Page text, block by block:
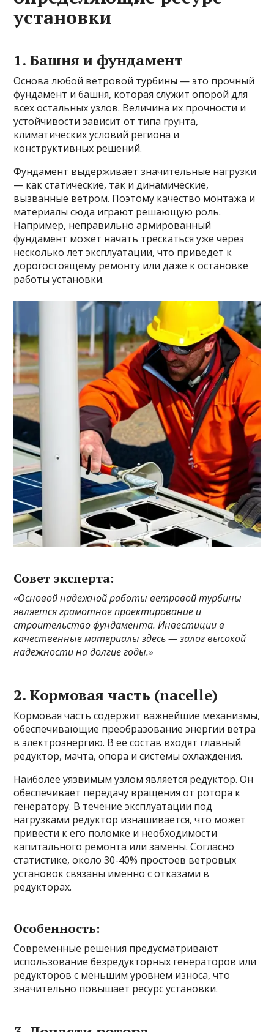
установки
1. Башня и фундамент
Основа любой ветровой турбины — это прочный
фундамент и башня, которая служит опорой для
всех остальных узлов. Величина их прочности и
устойчивости зависит от типа грунта,
климатических условий региона и
конструктивных решений.
Фундамент выдерживает значительные нагрузки
— как статические, так и динамические,
вызванные ветром. Поэтому качество монтажа и
материалы сюда играют решающую роль.
Например, неправильно армированный
фундамент может начать трескаться уже через
несколько лет эксплуатации, что приведет к
дорогостоящему ремонту или даже к остановке
работы установки.
Совет эксперта:
«Основой надежной работы ветровой турбины
является грамотное проектирование и
строительство фундамента. Инвестиции в
качественные материалы здесь — залог высокой
надежности на долгие годы.»
2. Кормовая часть (nacelle)
Кормовая часть содержит важнейшие механизмы,
обеспечивающие преобразование энергии ветра
в электроэнергию. В ее состав входят главный
редуктор, мачта, опора и системы охлаждения.
Наиболее уязвимым узлом является редуктор. Он
обеспечивает передачу вращения от ротора к
генератору. В течение эксплуатации под
нагрузками редуктор изнашивается, что может
привести к его поломке и необходимости
капитального ремонта или замены. Согласно
статистике, около 30-40% простоев ветровых
установок связаны именно с отказами в
редукторах.
Особенность:
Современные решения предусматривают
использование безредукторных генераторов или
редукторов с меньшим уровнем износа, что
значительно повышает ресурс установки.